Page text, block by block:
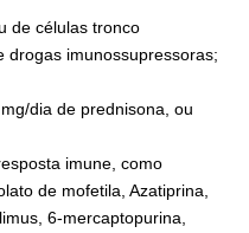
de células tronco
drogas imunossupressoras;
dia de prednisona, ou
imune, como
de mofetila, Azatiprina,
6-mercaptopurina,